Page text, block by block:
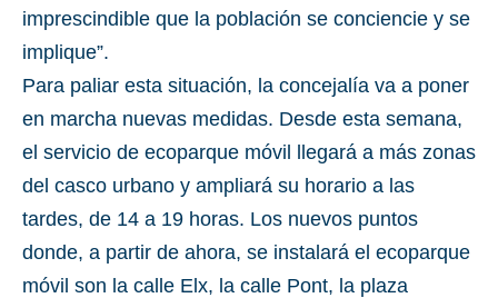
imprescindible que la población se conciencie y se
implique”.
Para paliar esta situación, la concejalía va a poner
en marcha nuevas medidas. Desde esta semana,
el servicio de ecoparque móvil llegará a más zonas
del casco urbano y ampliará su horario a las
tardes, de 14 a 19 horas. Los nuevos puntos
donde, a partir de ahora, se instalará el ecoparque
móvil son la calle Elx, la calle Pont, la plaza